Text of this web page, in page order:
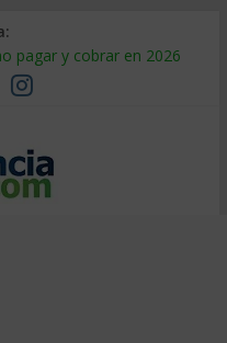
pagar y cobrar en 2026
sale tan caro
auditarla a tiempo
qué hacer
segmentarlo y venderle